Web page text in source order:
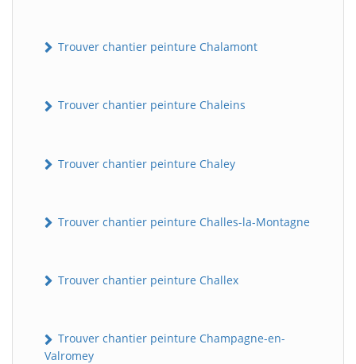
Trouver chantier peinture Chalamont
Trouver chantier peinture Chaleins
Trouver chantier peinture Chaley
Trouver chantier peinture Challes-la-Montagne
Trouver chantier peinture Challex
Trouver chantier peinture Champagne-en-
Valromey